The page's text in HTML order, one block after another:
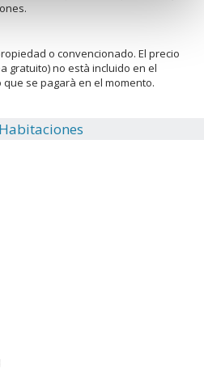
o convencionado. El precio
gratuito) no està incluido en el
se pagarà en el momento.